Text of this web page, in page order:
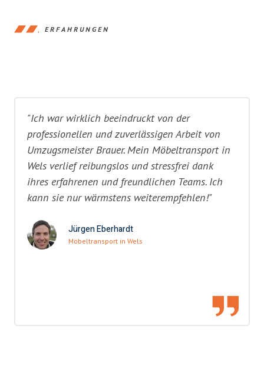
ERFAHRUNGEN
"Ich war wirklich beeindruckt von der
professionellen und zuverlässigen Arbeit von
Umzugsmeister Brauer. Mein Möbeltransport in
Wels verlief reibungslos und stressfrei dank
ihres erfahrenen und freundlichen Teams. Ich
kann sie nur wärmstens weiterempfehlen!"
Jürgen Eberhardt
Möbeltransport in Wels